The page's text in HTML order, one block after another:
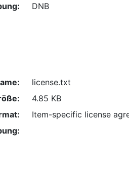
DNB
license.txt
4.85 KB
Item-specific license